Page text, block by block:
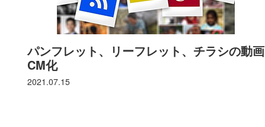
2021.07.15
パンフレット、リーフレット、チラシの動画
CM化